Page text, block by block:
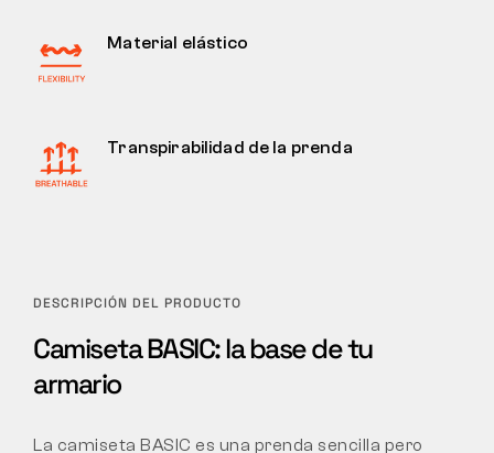
Material elástico
Transpirabilidad de la prenda
DESCRIPCIÓN DEL PRODUCTO
Camiseta BASIC: la base de tu
armario
La camiseta BASIC es una prenda sencilla pero